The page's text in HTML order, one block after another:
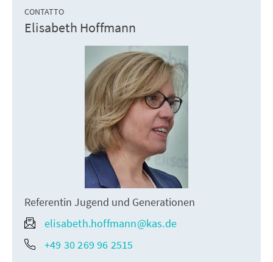
CONTATTO
Elisabeth Hoffmann
Referentin Jugend und Generationen
elisabeth.hoffmann@kas.de
+49 30 269 96 2515